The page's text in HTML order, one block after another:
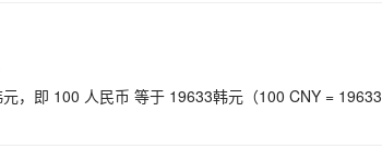
，即 100 人民币 等于 19633韩元（100 CNY = 19633